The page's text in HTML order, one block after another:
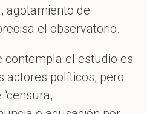
agotamiento de
el observatorio.
contempla el estudio es
actores políticos, pero